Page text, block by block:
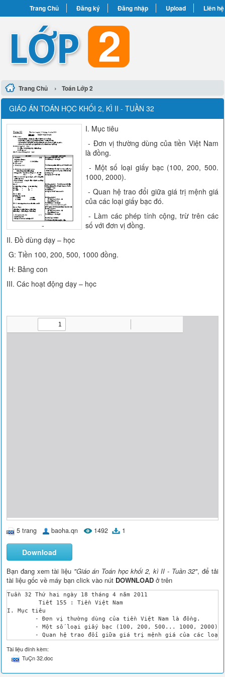
Trang Chủ Đăng ký Đăng nhập Upload Liên hệ
Trang Chủ › Toán Lớp 2
GIÁO ÁN TOÁN HỌC KHỐI 2, KÌ II - TUẦN 32
I. Mục tiêu
- Đơn vị thường dùng của tiền Việt Nam
là đồng.
- Một số loại giấy bạc (100, 200, 500.
1000, 2000).
- Quan hệ trao đổi giữa giá trị mệnh giá
của các loại giấy bạc đó.
- Làm các phép tính cộng, trừ trên các
số với đơn vị đồng.
II. Đồ dùng dạy – học
G: Tiền 100, 200, 500, 1000 đồng.
H: Bảng con
III. Các hoạt động dạy – học
5 trang baoha.qn 1492 1
Download
Bạn đang xem tài liệu "Giáo án Toán học khối 2, kì II - Tuần 32", để tải
tài liệu gốc về máy bạn click vào nút DOWNLOAD ở trên
Tuần 32 Thứ hai ngày 18 tháng 4 năm 2011
I. Mục tiêu
	- Làm các phép tính cộng, trừ trên các số với đơn vị đồng.
II. Đồ dùng dạy – học
	G: Tiền 100, 200, 500, 1000 đồng.
III. Các hoạt động dạy – học
Tài liệu đính kèm:
TuÇn 32.doc